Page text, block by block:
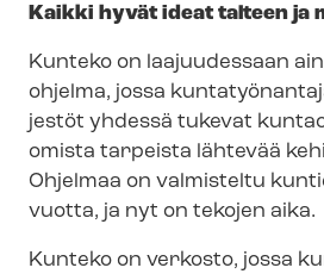
Kaikki hyvät ideat talteen ja
Kunteko on laajuudessaan
ohjelma, jossa
jes­töt yhdessä tukevat
omista tarpeista lähtevää
Ohjelmaa on valmisteltu
vuotta, ja nyt on tekojen aika.
Kunteko on verkosto, jossa